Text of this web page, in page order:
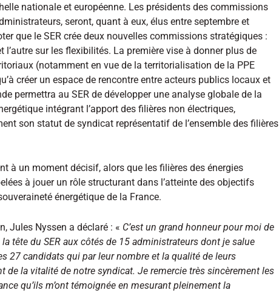
nationale et européenne. Les présidents des commissions
seront, quant à eux, élus entre septembre et
que le SER crée deux nouvelles commissions stratégiques :
l’autre sur les flexibilités. La première vise à donner plus de
(notamment en vue de la territorialisation de la PPE
créer un espace de rencontre entre acteurs publics locaux et
permettra au SER de développer une analyse globale de la
intégrant l’apport des filières non électriques,
son statut de syndicat représentatif de l’ensemble des filières
à un moment décisif, alors que les filières des énergies
à jouer un rôle structurant dans l’atteinte des objectifs
énergétique de la France.
Jules Nyssen a déclaré : « C’est un grand honneur pour moi de
tête du SER aux côtés de 15 administrateurs dont je salue
27 candidats qui par leur nombre et la qualité de leurs
de la vitalité de notre syndicat. Je remercie très sincèrement les
qu’ils m’ont témoignée en mesurant pleinement la